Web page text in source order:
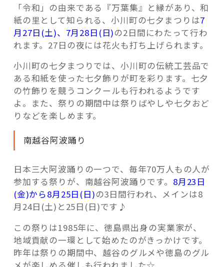
「令和」の由来である『万葉集』と縁があり、和
紙の里として知られる、小川町の七夕まつりは7
月27日(土)、7月28日(日)の2日間にわたって行わ
れます。27日の夜には花火も打ち上げられます。
小川町の七夕まつりでは、小川町の伝統工芸品で
ある和紙を使った七夕飾りが町を彩ります。七夕
の竹飾りを競うコンクールも行われるようです
よ。また、祭りの期間中は祭りばやしや七夕おど
りなどを楽しめます。
南越谷阿波踊り
日本三大阿波踊りの一つで、毎年70万人もの人が
参加する祭りが、南越谷阿波踊りです。 8月23日
(金)から8月25日(日)の3日間行われ、メインは8
月24日(土)と25日(日)です♪
この祭りは1985年に、徳島県出身の実業家が、
地域貢献の一環として始めたのがきっかけです。
昨年は祭りの期間中、越谷のグルメや徳島のグル